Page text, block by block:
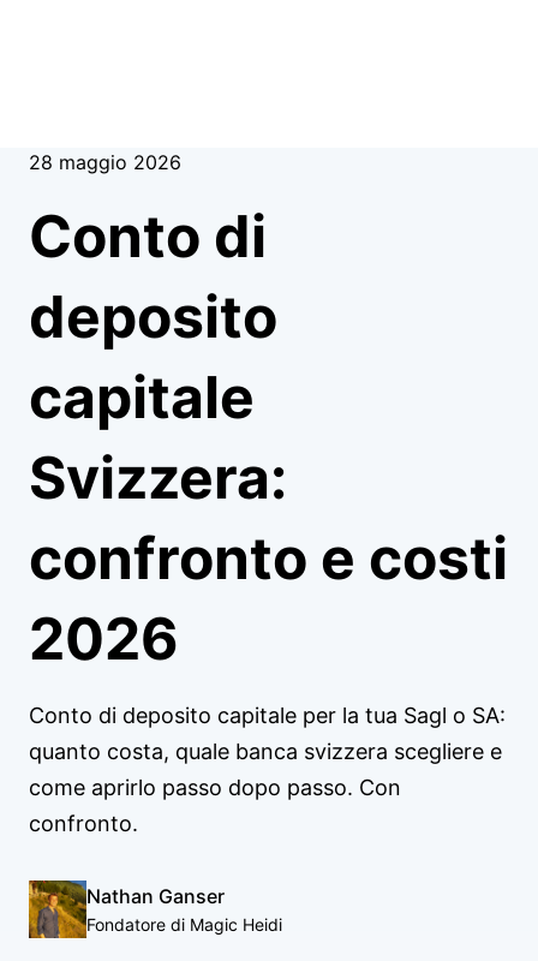
28 maggio 2026
Conto di
deposito
capitale
Svizzera:
confronto e costi
2026
Conto di deposito capitale per la tua Sagl o SA:
quanto costa, quale banca svizzera scegliere e
come aprirlo passo dopo passo. Con
confronto.
Nathan Ganser
Fondatore di Magic Heidi